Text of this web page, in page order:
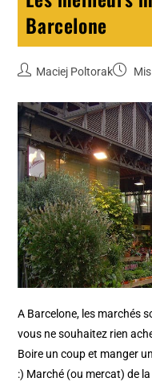
Barcelone
Maciej Poltorak
A Barcelone, les marchés
vous ne souhaitez rien
Boire un coup et manger
:) Marché (ou mercat) de